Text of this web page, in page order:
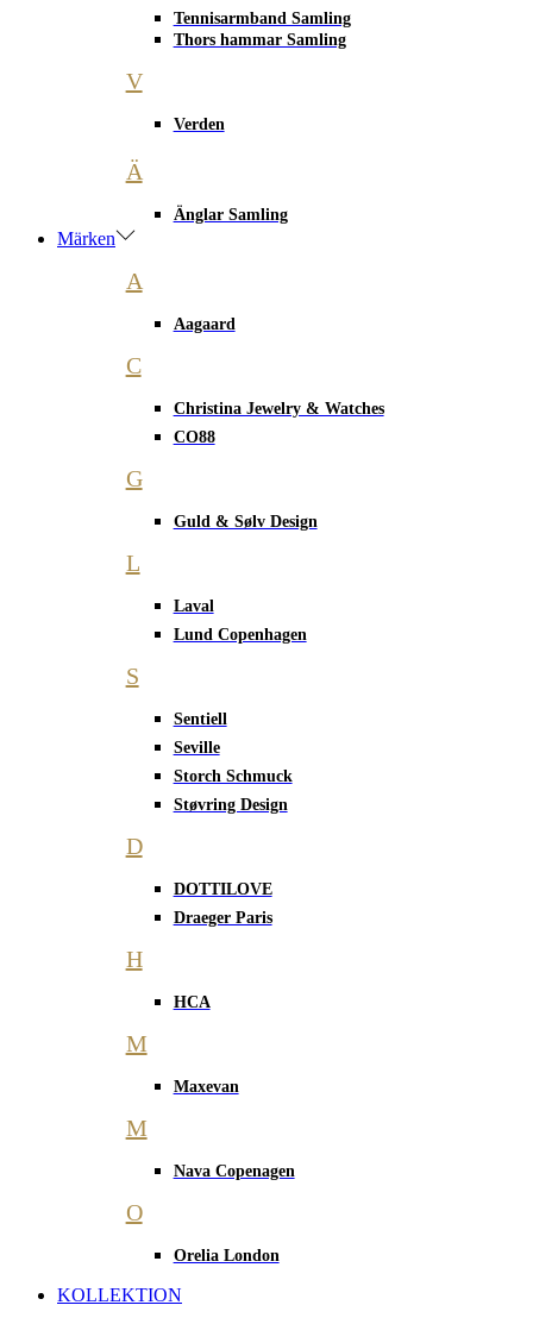
Tennisarmband Samling
Thors hammar Samling
V
Verden
Ä
Änglar Samling
Märken
A
Aagaard
C
Christina Jewelry & Watches
CO88
G
Guld & Sølv Design
L
Laval
Lund Copenhagen
S
Sentiell
Seville
Storch Schmuck
Støvring Design
D
DOTTILOVE
Draeger Paris
H
HCA
M
Maxevan
M
Nava Copenagen
O
Orelia London
KOLLEKTION